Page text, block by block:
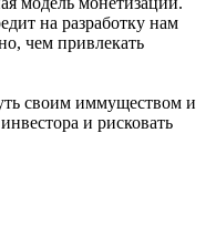
на разработку нам
чем привлекать
своим иммуществом и
и рисковать